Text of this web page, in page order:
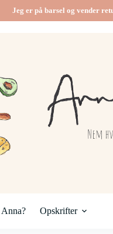
Jeg er på barsel og vender
Opskrifter